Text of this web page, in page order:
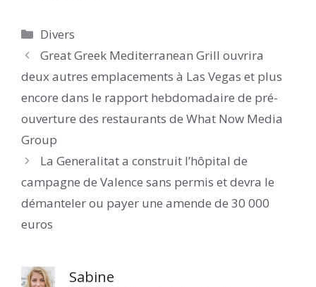
Catégories
Divers
Great Greek Mediterranean Grill ouvrira
deux autres emplacements à Las Vegas et plus
encore dans le rapport hebdomadaire de pré-
ouverture des restaurants de What Now Media
Group
La Generalitat a construit l’hôpital de
campagne de Valence sans permis et devra le
démanteler ou payer une amende de 30 000
euros
Sabine